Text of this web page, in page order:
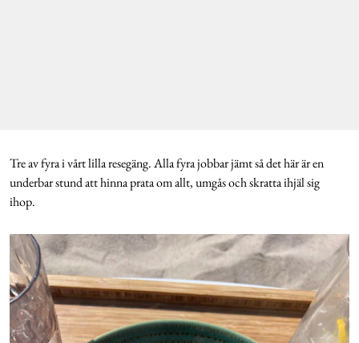
Tre av fyra i vårt lilla resegäng. Alla fyra jobbar jämt så det här är en
underbar stund att hinna prata om allt, umgås och skratta ihjäl sig
ihop.